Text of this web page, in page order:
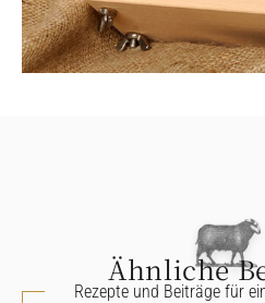
Ähnliche
Rezepte und Beiträge für